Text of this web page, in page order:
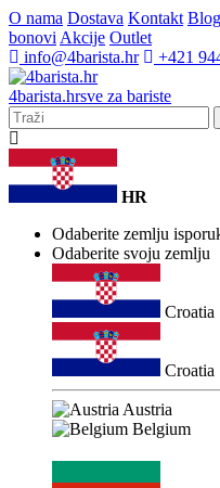
O nama Dostava Kontakt Blog
bonovi Akcije Outlet
info@4barista.hr
+421
4barista.hrsve za bariste
HR
Odaberite zemlju
Odaberite svoju zemlju
Croatia
Croatia
Austria
Belgium